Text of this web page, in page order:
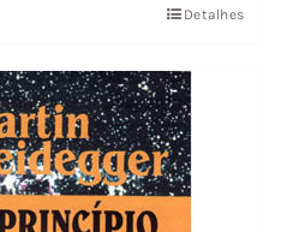
Detalhes